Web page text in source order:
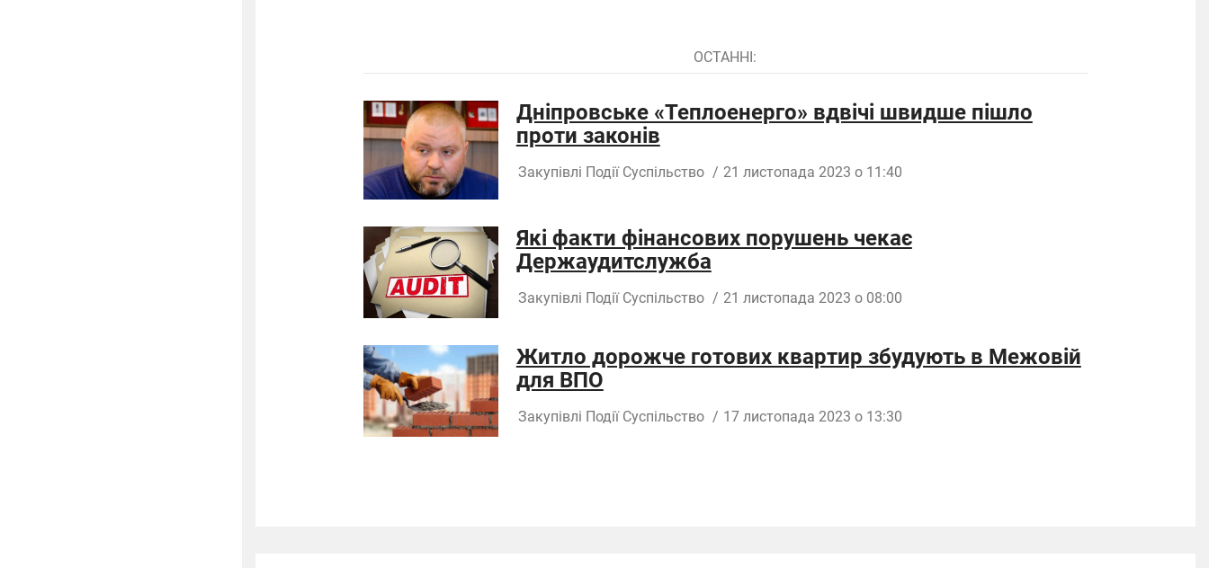
ОСТАННІ:
Дніпровське «Теплоенерго» вдвічі швидше пішло
проти законів
Закупівлі Події Суспільство / 21 листопада 2023 о 11:40
Які факти фінансових порушень чекає
Держаудитслужба
Закупівлі Події Суспільство / 21 листопада 2023 о 08:00
Житло дорожче готових квартир збудують в Межовій
для ВПО
Закупівлі Події Суспільство / 17 листопада 2023 о 13:30